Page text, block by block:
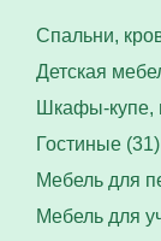
Спальни,
Детская
Шкафы-
Гостиные (31)
Мебель для
Мебель для